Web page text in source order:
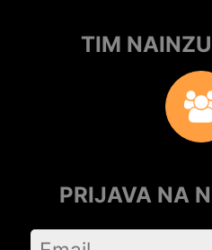
TIM
PRIJAVA NA